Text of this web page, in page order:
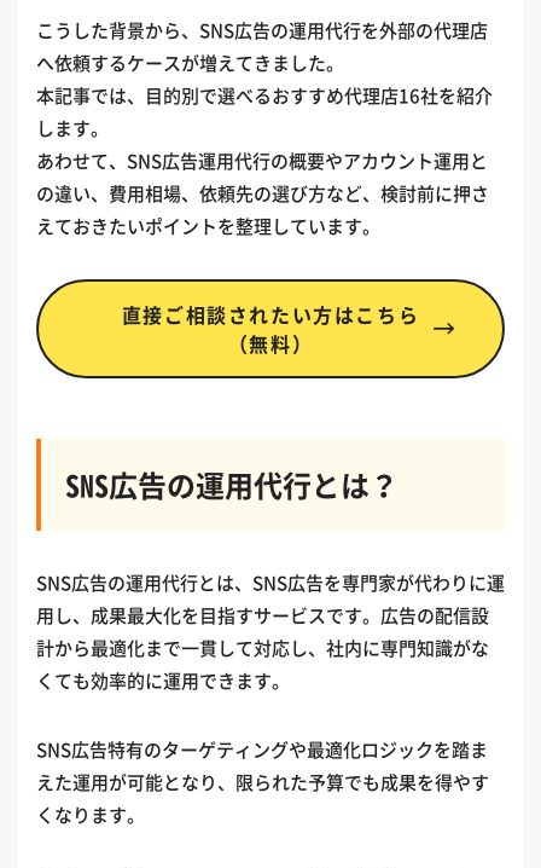
こうした背景から、SNS広告の運用代行を外部の代理店
へ依頼するケースが増えてきました。
本記事では、目的別で選べるおすすめ代理店16社を紹介
します。
あわせて、SNS広告運用代行の概要やアカウント運用と
の違い、費用相場、依頼先の選び方など、検討前に押さ
えておきたいポイントを整理しています。
直接ご相談されたい方はこちら
（無料）
SNS広告の運用代行とは？
SNS広告の運用代行とは、SNS広告を専門家が代わりに運
用し、成果最大化を目指すサービスです。広告の配信設
計から最適化まで一貫して対応し、社内に専門知識がな
くても効率的に運用できます。
SNS広告特有のターゲティングや最適化ロジックを踏ま
えた運用が可能となり、限られた予算でも成果を得やす
くなります。